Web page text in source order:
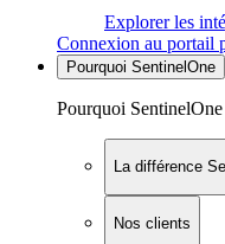
Explorer les
Connexion au portail
Pourquoi SentinelOne
Pourquoi SentinelOne
La différence
Nos clients